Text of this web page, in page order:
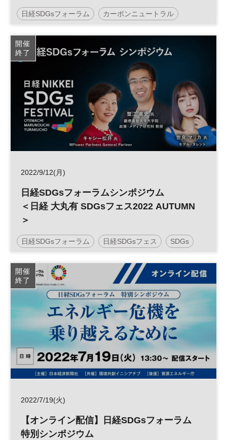
＜日経 大丸有 SDGsフェス2022 AUTUMN
＞
日経SDGsフォーラム カーボンニュートラル
日経SDGsフェス
SDGs
開催
終了
2022/9/12(月)
日経SDGsフォーラムシンポジウム
＜日経 大丸有 SDGsフェス2022 AUTUMN
＞
日経SDGsフォーラム 日経SDGsフェス SDGs
開催
終了
2022/7/19(火)
【オンライン配信】日経SDGsフォーラム
特別シンポジウム